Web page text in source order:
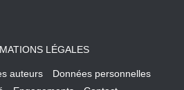
LÉGALES
auteurs
Données personnelles